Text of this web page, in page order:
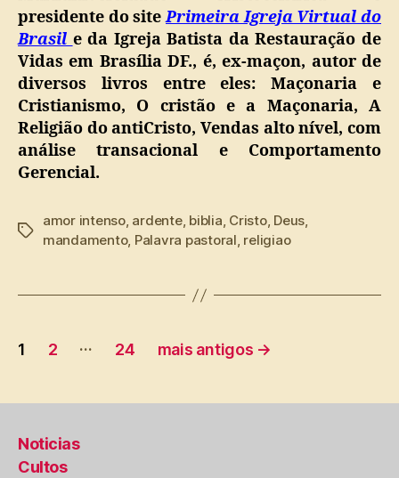
presidente do sitePrimeira Igreja Virtual do
Brasil e da Igreja Batista da Restauração de
Vidas em Brasília DF., é, ex-maçon, autor de
diversos livros entre eles: Maçonaria e
Cristianismo, O cristão e a Maçonaria, A
Religião do antiCristo, Vendas alto nível, com
análise transacional e Comportamento
Gerencial.
Tags
amor intenso, ardente, biblia, Cristo, Deus,
mandamento, Palavra pastoral, religiao
Paginação
posts
1 2 … 24 mais antigos →
Noticias
Cultos